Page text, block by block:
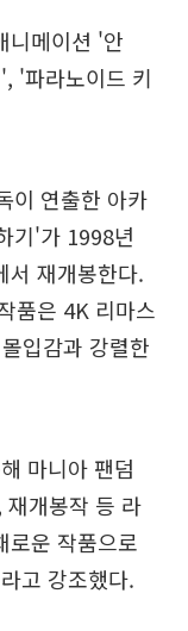
니메이션 '안
'파라노이드 키
이 연출한 아카
기'가 1998년
서 재개봉한다.
품은 4K 리마스
입감과 강렬한
마니아 팬덤
재개봉작 등 라
로운 작품으로
고 강조했다.